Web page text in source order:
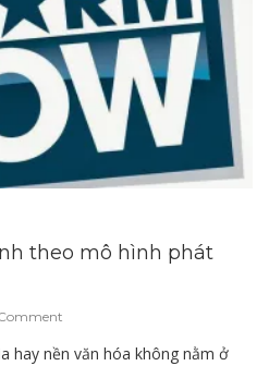
theo mô hình phát
hay nền văn hóa không nằm ở